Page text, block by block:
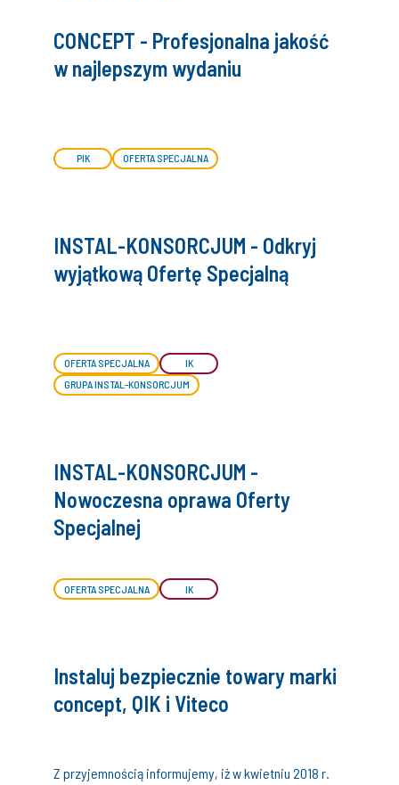
CONCEPT - Profesjonalna jakość
w najlepszym wydaniu
PIK OFERTA SPECJALNA
INSTAL-KONSORCJUM - Odkryj
wyjątkową Ofertę Specjalną
OFERTA SPECJALNA
IK
GRUPA INSTAL-KONSORCJUM
INSTAL-KONSORCJUM -
Nowoczesna oprawa Oferty
Specjalnej
OFERTA SPECJALNA IK
Instaluj bezpiecznie towary marki
concept, QIK i Viteco
Z przyjemnością informujemy, iż w kwietniu 2018 r.